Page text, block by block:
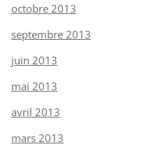
octobre 2013
septembre 2013
juin 2013
mai 2013
avril 2013
mars 2013